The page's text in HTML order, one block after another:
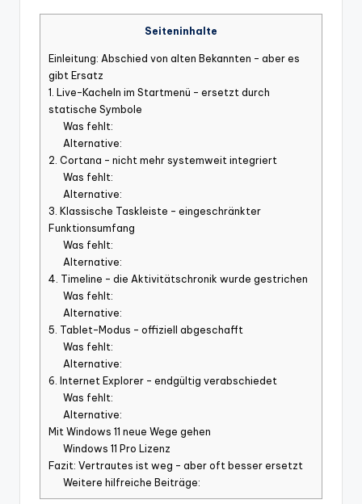
Seiteninhalte
Einleitung: Abschied von alten Bekannten – aber es
gibt Ersatz
1. Live-Kacheln im Startmenü – ersetzt durch
statische Symbole
Was fehlt:
Alternative:
2. Cortana – nicht mehr systemweit integriert
Was fehlt:
Alternative:
3. Klassische Taskleiste – eingeschränkter
Funktionsumfang
Was fehlt:
Alternative:
4. Timeline – die Aktivitätschronik wurde gestrichen
Was fehlt:
Alternative:
5. Tablet-Modus – offiziell abgeschafft
Was fehlt:
Alternative:
6. Internet Explorer – endgültig verabschiedet
Was fehlt:
Alternative:
Mit Windows 11 neue Wege gehen
Windows 11 Pro Lizenz
Fazit: Vertrautes ist weg – aber oft besser ersetzt
Weitere hilfreiche Beiträge: